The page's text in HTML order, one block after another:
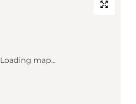
Loading map...